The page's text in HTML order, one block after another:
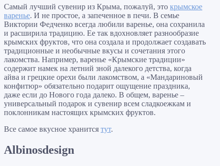
Самый лучший сувенир из Крыма, пожалуй, это крымское
варенье. И не простое, а запеченное в печи. В семье
Виктории Федченко всегда любили варенье, она сохранила
и расширила традицию. Ее так вдохновляет разнообразие
крымских фруктов, что она создала и продолжает создавать
традиционные и необычные вкусы и сочетания этого
лакомства. Например, варенье «Крымские традиции»
содержит намек на летний зной далекого детства, когда
айва и грецкие орехи были лакомством, а «Мандариновый
конфитюр» обязательно подарит ощущение праздника,
даже если до Нового года далеко. В общем, варенье –
универсальный подарок и сувенир всем сладкоежкам и
поклонникам настоящих крымских фруктов.
Все самое вкусное хранится тут.
Albinosdesign